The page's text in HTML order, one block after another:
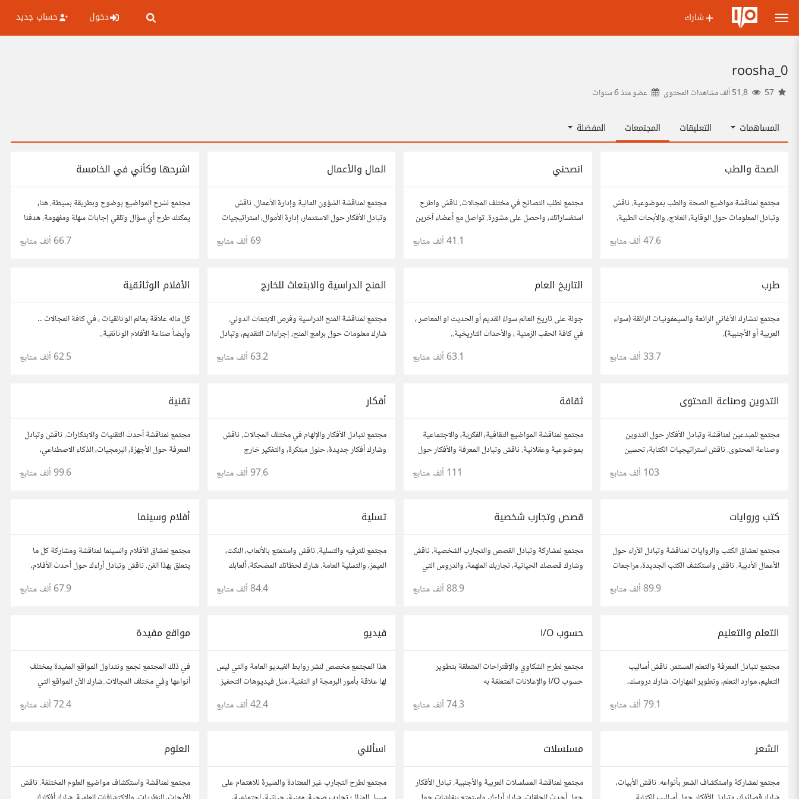
شارك دخول حساب جديد
roosha_0
عضو منذ6 سنوات
المساهمات التعليقات المجتمعات المفضلة
الصحة والطب
مجتمع لمناقشة مواضيع الصحة والطب بموضوعية. ناقش
وتبادل المعلومات حول الوقاية، العلاج، والأبحاث الطبية.
شارك مقالاتك، نصائحك، وأسئلتك، وتواصل مع أشخاص
47.6 ألف متابع
انصحني
مجتمع لطلب النصائح في مختلف المجالات. ناقش واطرح
استفساراتك، واحصل على مشورة. تواصل مع أعضاء آخرين
للحصول على أفكار وحلول تساعدك في اتخاذ قراراتك.
41.1 ألف متابع
المال والأعمال
مجتمع لمناقشة الشؤون المالية وإدارة الأعمال. ناقش
وتبادل الأفكار حول الاستثمار، إدارة الأموال، استراتيجيات
النمو، وتحليل الأسواق. شارك نصائحك، تجاربك، وأسئلتك،
69 ألف متابع
اشرحها وكأني في الخامسة
مجتمع لشرح المواضيع بوضوح وبطريقة بسيطة. هنا،
يمكنك طرح أي سؤال وتلقي إجابات سهلة ومفهومة. هدفنا
هو تبسيط المعلومات لتكون سهلة على الجميع، تمامًا كما لو
66.7 ألف متابع
طرب
مجتمع لتشارك الأغاني الرائعة والسيمفونيات الرائقة (سواء
العربية أو الأجنبية).
33.7 ألف متابع
التاريخ العام
جولة على تاريخ العالم سواءً القديم أو الحديث او المعاصر ،
في كافة الحقب الزمنية ، والأحداث التاريخية..
63.1 ألف متابع
المنح الدراسية والابتعاث للخارج
مجتمع لمناقشة المنح الدراسية وفرص الابتعاث الدولي.
شارك معلومات حول برامج المنح، إجراءات التقديم، وتبادل
نصائح حول الدراسة في الخارج. استفد من تجارب الآخرين
63.2 ألف متابع
الأفلام الوثائقية
كل ماله علاقة بعالم الوثائقيات ، في كافة المجالات ..
وأيضاً صناعة الأفلام الوثائقية..
62.5 ألف متابع
التدوين وصناعة المحتوى
مجتمع للمبدعين لمناقشة وتبادل الأفكار حول التدوين
وصناعة المحتوى. ناقش استراتيجيات الكتابة، تحسين
محركات البحث، وإنتاج المحتوى المرئي والمسموع. شارك
أفكارك وأسئلتك، وتواصل مع كتّاب ومبدعين آخرين.
103 ألف متابع
ثقافة
مجتمع لمناقشة المواضيع الثقافية، الفكرية، والاجتماعية
بموضوعية وعقلانية. ناقش وتبادل المعرفة والأفكار حول
111 ألف متابع
أفكار
مجتمع لتبادل الأفكار والإلهام في مختلف المجالات. ناقش
وشارك أفكار جديدة، حلول مبتكرة، والتفكير خارج
الصندوق. شارك بمقترحاتك وأسئلتك، وتواصل مع مفكرين
97.6 ألف متابع
تقنية
مجتمع لمناقشة أحدث التقنيات والابتكارات. ناقش وتبادل
المعرفة حول الأجهزة، البرمجيات، الذكاء الاصطناعي،
والأمن السيبراني. شارك أفكارك، نصائحك، وأسئلتك،
99.6 ألف متابع
كتب وروايات
مجتمع لعشاق الكتب والروايات لمناقشة وتبادل الآراء حول
الأعمال الأدبية. ناقش واستكشف الكتب الجديدة، مراجعات
الروايات، ومشاركة توصيات القراءة. شارك أفكارك،
نصائحك، وأسئلتك، وتواصل مع قراء آخرين.89.9 ألف متابع
قصص وتجارب شخصية
مجتمع لمشاركة وتبادل القصص والتجارب الشخصية. ناقش
وشارك قصصك الحياتية، تجاربك الملهمة، والدروس التي
تعلمتها. شارك تجاربك مع الآخرين، واستفد من قصصهم
88.9 ألف متابع
تسلية
مجتمع للترفيه والتسلية. ناقش واستمتع بالألعاب، النكت،
الميمز، والتسلية العامة. شارك لحظاتك المضحكة، ألعابك
المفضلة، وتفاعل مع أعضاء آخرين يبحثون عن المتعة
84.4 ألف متابع
أفلام وسينما
مجتمع لعشاق الأفلام والسينما لمناقشة ومشاركة كل ما
يتعلق بهذا الفن. ناقش وتبادل آراءك حول أحدث الأفلام،
المراجعات، والتوصيات. شارك تحليلاتك، قصصك، واستمتع
بنقاشات حول الأفلام والمخرجين والسيناريوهات.
67.9 ألف متابع
التعلم والتعليم
مجتمع لتبادل المعرفة والتعلم المستمر. ناقش أساليب
التعليم، موارد التعلم، وتطوير المهارات. شارك دروسك،
نصائحك، وأسئلتك، وتواصل مع معلمين وطلاب يسعون
79.1 ألف متابع
حسوب I/O
مجتمع لطرح الشكاوي والإقتراحات المتعلقة بتطوير
حسوب I/O والإعلانات المتعلقة به
74.3 ألف متابع
فيديو
هذا المجتمع مخصص لنشر روابط الفيديو العامة والتي ليس
لها علاقة بأمور البرمجة او التقنية، مثل فيديوهات التحفيز
42.4 ألف متابع
مواقع مفيدة
في ذلك المجتمع نجمع ونتداول المواقع المفيدة بمختلف
أنواعها وفي مختلف المجالات..شارك الآن المواقع التي
أعجبتك أو ترى أنها مفيدة :) رجاء شارك رابط مباشر
72.4 ألف متابع
الشعر
مجتمع لمشاركة واستكشاف الشعر بأنواعه. ناقش الأبيات،
مسلسلات
مجتمع لمناقشة المسلسلات العربية والأجنبية. تبادل الأفكار
اسألني
مجتمع لطرح التجارب غير المعتادة والمثيرة للاهتمام على
العلوم
مجتمع لمناقشة واستكشاف مواضيع العلوم المختلفة. ناقش